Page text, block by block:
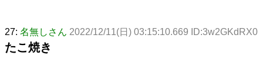
27: 名無しさん 2022/12/11(日) 03:15:10.669 ID:3w2GKdRX0
たこ焼き